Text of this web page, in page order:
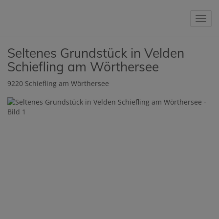
Seltenes Grundstück in Velden
Schiefling am Wörthersee
9220 Schiefling am Wörthersee